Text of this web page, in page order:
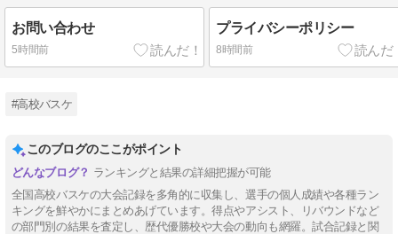
お問い合わせ
5時間前
プライバシーポリシー
8時間前
#高校バスケ
このブログのここがポイント
ランキングと結果の詳細把握が可能
全国高校バスケの大会記録を多角的に収集し、選手の個人成績や各種ラン
キングを鮮やかにまとめあげています。得点やアシスト、リバウンドなど
の部門別の結果を査定し、歴代優勝校や大会の動向も網羅。試合記録と関